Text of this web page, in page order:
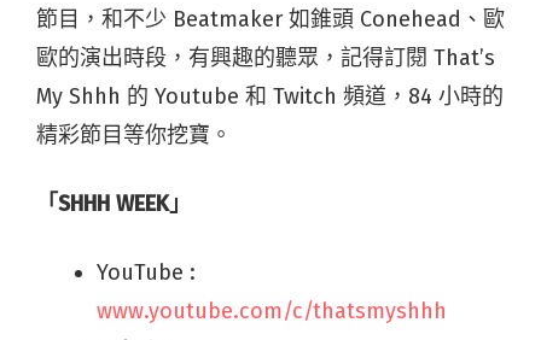
節目，和不少 Beatmaker 如錐頭 Conehead、歐
歐的演出時段，有興趣的聽眾，記得訂閱 That’s
My Shhh 的 Youtube 和 Twitch 頻道，84 小時的
精彩節目等你挖寶。
「SHHH WEEK」
YouTube :
www.youtube.com/c/thatsmyshhh